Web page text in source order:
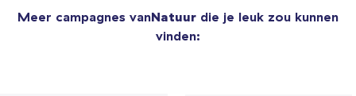
Meer campagnes vanNatuur die je leuk zou kunnen
vinden: